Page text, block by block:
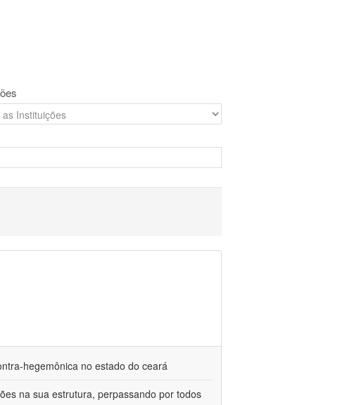
hegemônica no estado do ceará
na sua estrutura, perpassando por todos